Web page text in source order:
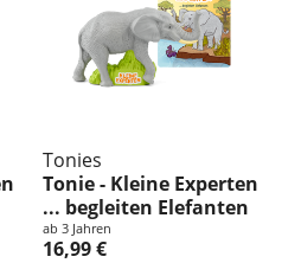
Tonies
Tonie - Kleine Experten
... begleiten Elefanten
ab 3 Jahren
16,99 €